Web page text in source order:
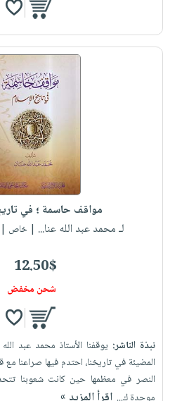
مواقف حاسمة ؛ في
لـ محمد عبد الله عنا... | خاص
12.50$
شحن مخفض
نبذة الناشر: يوقفنا الأستاذ محمد عبد
المضيئة في تاريخنا، احتدم فيها صراعنا مع
النصر في معظمها حين كانت شعوبنا